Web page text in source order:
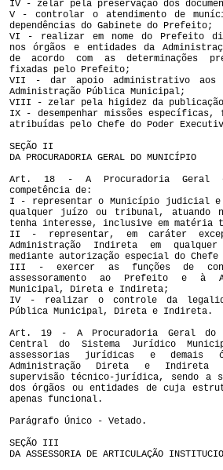
IV - zelar pela preservação dos
V - controlar o atendimento de
dependências do Gabinete do Prefeito;
VI - realizar em nome do Prefeito
nos órgãos e entidades da
de acordo com as determinações
fixadas pelo Prefeito;
VII - dar apoio administrativo aos
Administração Pública Municipal;
VIII - zelar pela higidez da
IX - desempenhar missões específicas,
atribuídas pelo Chefe do Poder
SEÇÃO II
DA PROCURADORIA GERAL DO MUNICÍPIO
Art. 18 - A Procuradoria Geral
competência de:
I - representar o Município judicial e
qualquer juízo ou tribunal, atuando
tenha interesse, inclusive em
II - representar, em caráter
Administração Indireta em
mediante autorização especial do Chefe
III - exercer as funções de
assessoramento ao Prefeito e à
Municipal, Direta e Indireta;
IV - realizar o controle da
Pública Municipal, Direta e Indireta.
Art. 19 - A Procuradoria Geral do
Central do Sistema Jurídico
assessorias jurídicas e demais
Administração Direta e Indireta
supervisão técnico-jurídica, sendo a
dos órgãos ou entidades de cuja
apenas funcional.
Parágrafo Único - Vetado.
SEÇÃO III
DA ASSESSORIA DE ARTICULAÇÃO